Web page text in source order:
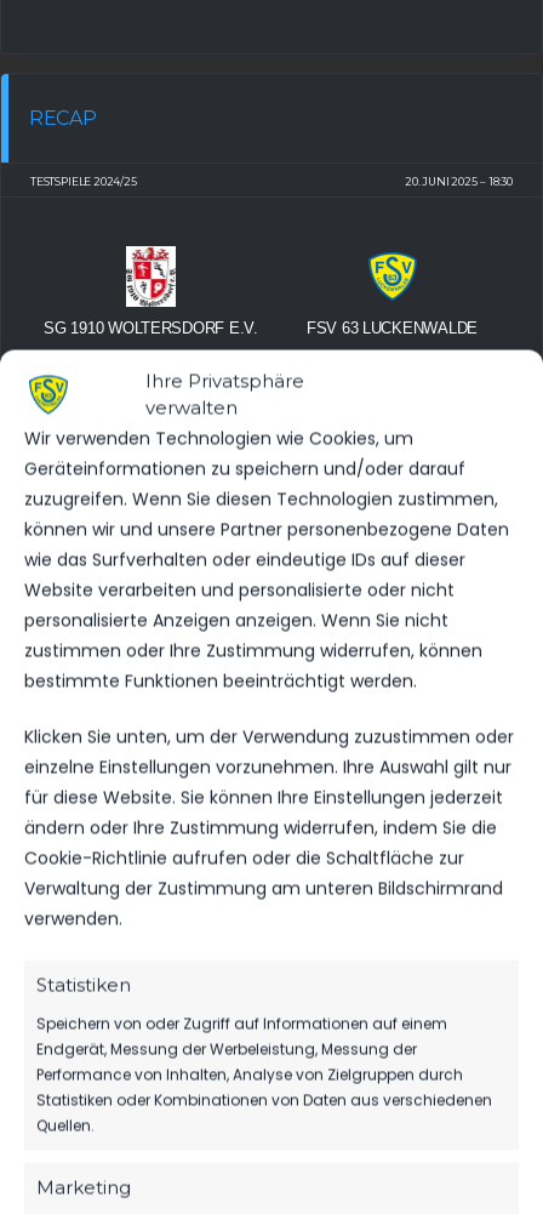
Ihre Privatsphäre
verwalten
Wir verwenden Technologien wie Cookies, um
Geräteinformationen zu speichern und/oder darauf
zuzugreifen. Wenn Sie diesen Technologien zustimmen,
können wir und unsere Partner personenbezogene Daten
wie das Surfverhalten oder eindeutige IDs auf dieser
Website verarbeiten und personalisierte oder nicht
personalisierte Anzeigen anzeigen. Wenn Sie nicht
zustimmen oder Ihre Zustimmung widerrufen, können
bestimmte Funktionen beeinträchtigt werden.
Klicken Sie unten, um der Verwendung zuzustimmen oder
einzelne Einstellungen vorzunehmen. Ihre Auswahl gilt nur
für diese Website. Sie können Ihre Einstellungen jederzeit
ändern oder Ihre Zustimmung widerrufen, indem Sie die
Cookie-Richtlinie aufrufen oder die Schaltfläche zur
Verwaltung der Zustimmung am unteren Bildschirmrand
verwenden.
Statistiken
Speichern von oder Zugriff auf Informationen auf einem
Endgerät, Messung der Werbeleistung, Messung der
Performance von Inhalten, Analyse von Zielgruppen durch
Statistiken oder Kombinationen von Daten aus verschiedenen
Quellen.
Marketing
RECAP
TESTSPIELE 2024/25 20. JUNI 2025 18:30
SG 1910 WOLTERSDORF E.V. FSV 63 LUCKENWALDE
0- 22
ENDERGEBNIS
RECAP
KINDERFUSSBALL 2024/25
WERNER-SEELENBINDER STADION KUNSTRASEN
15. JUNI 2025
FSV 63 LUCKENWALDE F2-
JUGEND
SV WASSMANNSDORF
0- 8
ENDERGEBNIS
RECAP
LANDESLIGA C-JUGEND 2024/25
SV 1908 GRÜN-WEISS